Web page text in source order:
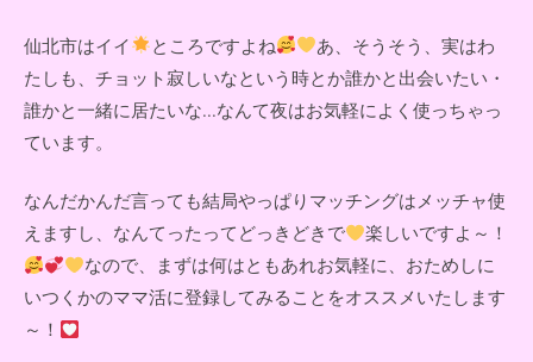
仙北市はイイ ところですよね
あ、そうそう、実はわ
たしも、チョット寂しいなという時とか誰かと出会いたい・
誰かと一緒に居たいな...なんて夜はお気軽によく使っちゃっ
ています。
なんだかんだ言っても結局やっぱりマッチングはメッチャ使
えますし、なんてったってどっきどきで
楽しいですよ～！
なので、まずは何はともあれお気軽に、おためしに
いつくかのママ活に登録してみることをオススメいたします
～！